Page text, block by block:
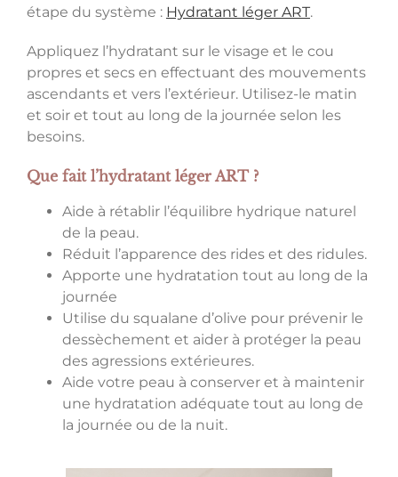
étape du système : Hydratant léger ART.
Appliquez l’hydratant sur le visage et le cou
propres et secs en effectuant des mouvements
ascendants et vers l’extérieur. Utilisez-le matin
et soir et tout au long de la journée selon les
besoins.
Que fait l’hydratant léger ART ?
Aide à rétablir l’équilibre hydrique naturel
de la peau.
Réduit l’apparence des rides et des ridules.
Apporte une hydratation tout au long de la
journée
Utilise du squalane d’olive pour prévenir le
dessèchement et aider à protéger la peau
des agressions extérieures.
Aide votre peau à conserver et à maintenir
une hydratation adéquate tout au long de
la journée ou de la nuit.